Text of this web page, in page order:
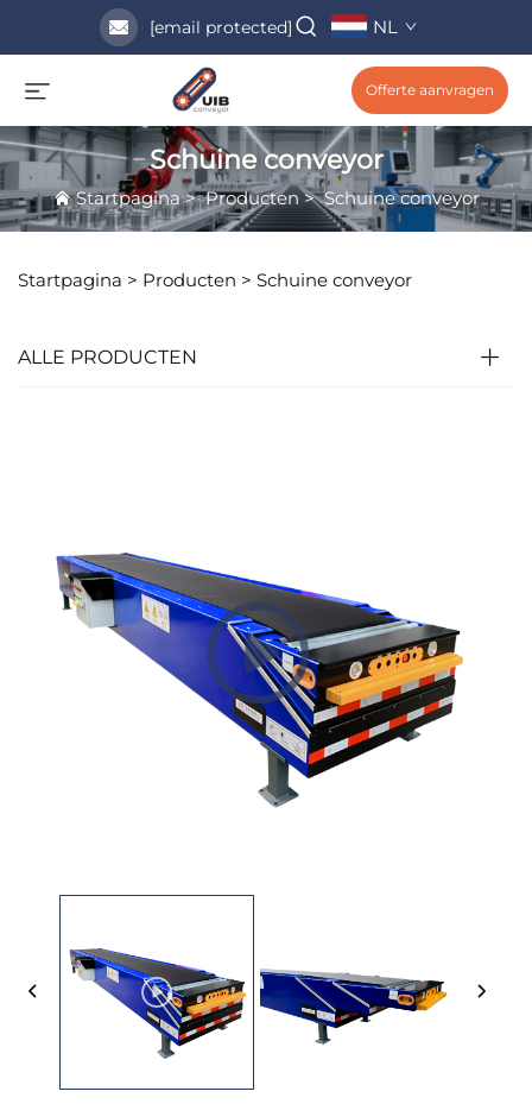
[email protected] NL
Offerte aanvragen
Schuine conveyor
Startpagina>Producten>Schuine conveyor
Startpagina > Producten > Schuine conveyor
ALLE PRODUCTEN